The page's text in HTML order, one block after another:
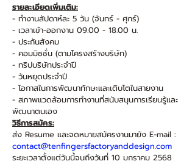
รายละเอียดเพิ่มเติม:
- ทำงานสัปดาห์ละ 5 วัน (จันทร์ - ศุกร์)
- เวลาเข้า-ออกงาน 09.00 - 18.00 น.
- ประกันสังคม
- คอมมิชชั่น (ตามโครงสร้างบริษัท)
- ทริปบริษัทประจำปี
- วันหยุดประจำปี
- โอกาสในการพัฒนาทักษะและเติบโตในสายงาน
- สภาพแวดล้อมการทำงานที่สนับสนุนการเรียนรู้และ
พัฒนาตนเอง
วิธีการสมัคร:
ส่ง Resume และจดหมายสมัครงานมายัง E-mail :
contact@tenfingersfactoryanddesign.com
ระยะเวลาตั้งแต่วันนี้จนถึงวันที่ 10 มกราคม 2568